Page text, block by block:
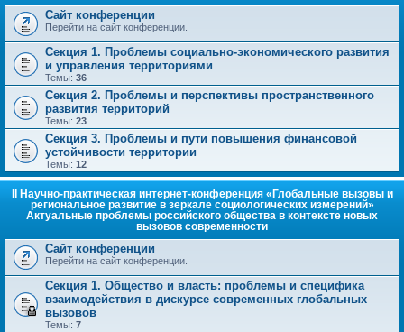
Сайт конференции
Перейти на сайт конференции.
Секция 1. Проблемы социально-экономического развития
и управления территориями
Темы: 36
Секция 2. Проблемы и перспективы пространственного
развития территорий
Темы: 23
Секция 3. Проблемы и пути повышения финансовой
устойчивости территории
Темы: 12
II Научно-практическая интернет-конференция «Глобальные вызовы и
региональное развитие в зеркале социологических измерений»
Актуальные проблемы российского общества в контексте новых
вызовов современности
Сайт конференции
Перейти на сайт конференции.
Секция 1. Общество и власть: проблемы и специфика
взаимодействия в дискурсе современных глобальных
вызовов
Темы: 7